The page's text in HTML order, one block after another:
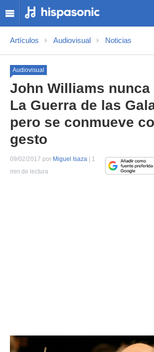
Artículos Audiovisual Noticias
Audiovisual
John Williams nunca
La Guerra de las
pero se conmueve
gesto
09/02/2017 por Miguel Isaza | 1
min de lectura